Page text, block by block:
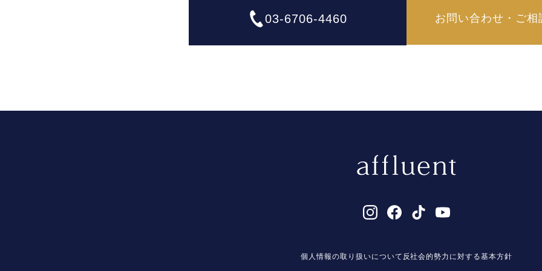
03-6706-4460 お問い合わせ・ご相
個人情報の取り扱いについて 反社会的勢力に対する基本方針